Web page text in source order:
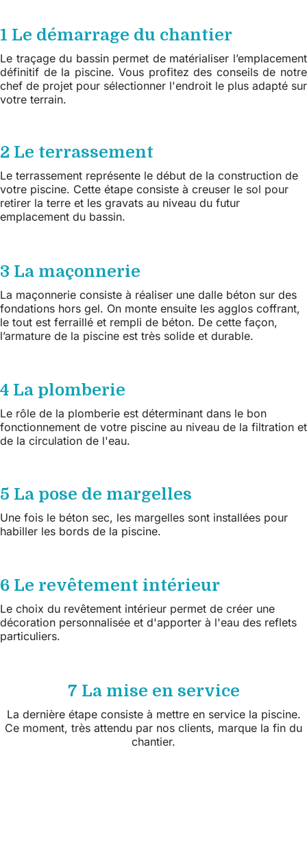
1 Le démarrage du chantier
Le traçage du bassin permet de matérialiser l’emplacement
définitif de la piscine. Vous profitez des conseils de notre
chef de projet pour sélectionner l'endroit le plus adapté sur
votre terrain.
2 Le terrassement
Le terrassement représente le début de la construction de
votre piscine. Cette étape consiste à creuser le sol pour
retirer la terre et les gravats au niveau du futur
emplacement du bassin.
3 La maçonnerie
La maçonnerie consiste à réaliser une dalle béton sur des
fondations hors gel. On monte ensuite les agglos coffrant,
le tout est ferraillé et rempli de béton. De cette façon,
l’armature de la piscine est très solide et durable.
4 La plomberie
Le rôle de la plomberie est déterminant dans le bon
fonctionnement de votre piscine au niveau de la filtration et
de la circulation de l'eau.
5 La pose de margelles
Une fois le béton sec, les margelles sont installées pour
habiller les bords de la piscine.
6 Le revêtement intérieur
Le choix du revêtement intérieur permet de créer une
décoration personnalisée et d'apporter à l'eau des reflets
particuliers.
7 La mise en service
La dernière étape consiste à mettre en service la piscine.
Ce moment, très attendu par nos clients, marque la fin du
chantier.